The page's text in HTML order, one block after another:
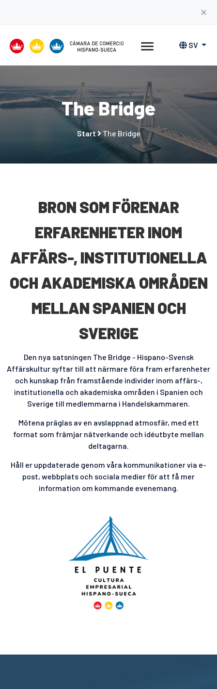
✕
SV
The Bridge
Start The Bridge
BRON SOM FÖRENAR
ERFARENHETER INOM
AFFÄRS-, INSTITUTIONELLA
OCH AKADEMISKA OMRÅDEN
MELLAN SPANIEN OCH
SVERIGE
Den nya satsningen The Bridge - Hispano-Svensk
Affärskultur syftar till att närmare föra fram erfarenheter
och kunskap från framstående individer inom affärs-,
institutionella och akademiska områden i Spanien och
Sverige till medlemmarna i Handelskammaren.
Mötena präglas av en avslappnad atmosfär, med ett
format som främjar nätverkande och idéutbyte mellan
deltagarna.
Håll er uppdaterade genom våra kommunikationer via e-
post, webbplats och sociala medier för att få mer
information om kommande evenemang.